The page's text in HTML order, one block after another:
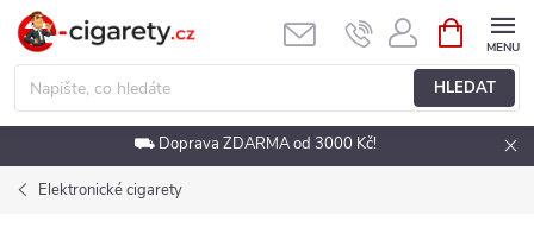
Přejít
obsah
HLEDAT
NÁKUPNÍ
KOŠÍK
⛟ Doprava ZDARMA od 3000 Kč!
Elektronické cigarety